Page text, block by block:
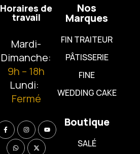
Nos
Marques
FIN TRAITEUR
PÂTISSERIE
FINE
WEDDING CAKE
Boutique
SALÉ
Horaires de
travail
Mardi-
Dimanche:
9h – 18h
Lundi:
Fermé